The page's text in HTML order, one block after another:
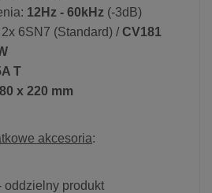
12Hz - 60kHz (-3dB)
2x 6SN7 (Standard) /CV181
T
x 220 mm
akcesoria:
oddzielny produkt